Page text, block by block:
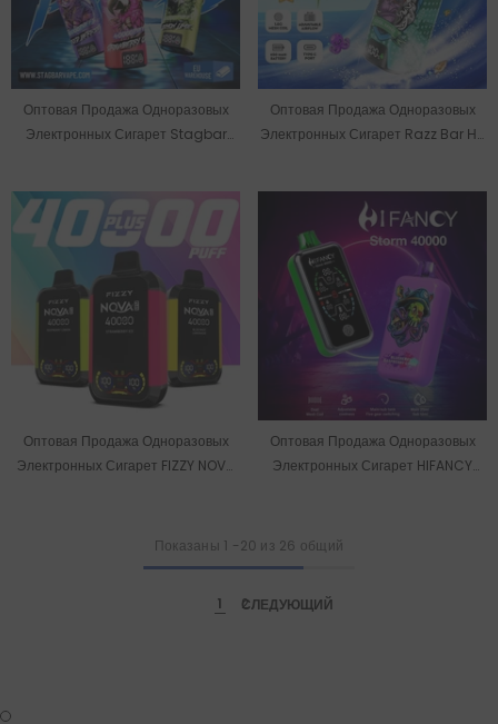
Оптовая Продажа Одноразовых
Электронных Сигарет Stagbar
Оптовая Продажа Одноразовых
Электронных Сигарет Razz Bar На
Оптовая Продажа Одноразовых
Электронных Сигарет FIZZY NOVA
Оптовая Продажа Одноразовых
Электронных Сигарет HIFANCY
Показаны
1 -20 из 26 общий
1 2
СЛЕДУЮЩИЙ